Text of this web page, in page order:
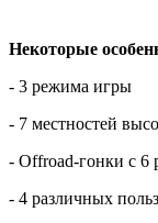
Некоторые
- 3 режима игры
- 7 местностей
- Offroad-гонки с
- 4 различных